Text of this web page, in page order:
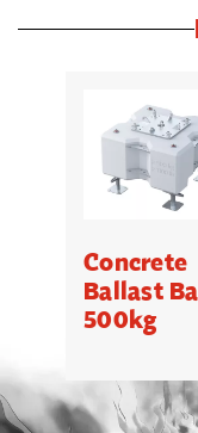
Concrete
Ballast
500kg